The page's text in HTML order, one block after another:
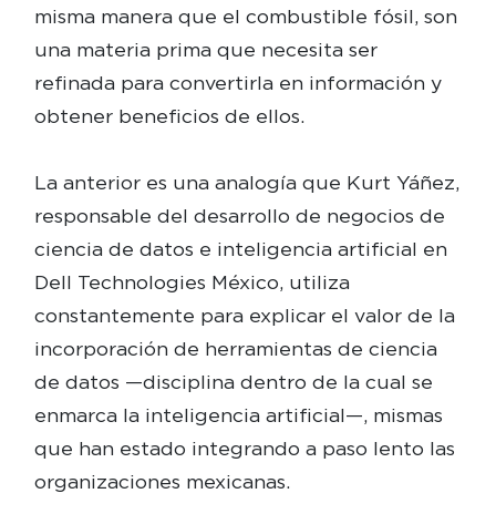
misma manera que el combustible fósil, son
una materia prima que necesita ser
refinada para convertirla en información y
obtener beneficios de ellos.
La anterior es una analogía que Kurt Yáñez,
responsable del desarrollo de negocios de
ciencia de datos e inteligencia artificial en
Dell Technologies México, utiliza
constantemente para explicar el valor de la
incorporación de herramientas de ciencia
de datos —disciplina dentro de la cual se
enmarca la inteligencia artificial—, mismas
que han estado integrando a paso lento las
organizaciones mexicanas.